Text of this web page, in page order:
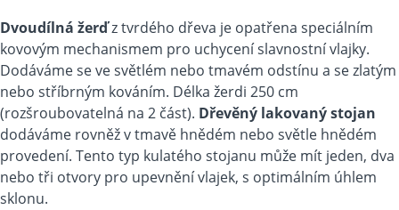
Dvoudílná žerďz tvrdého dřeva je opatřena speciálním
kovovým mechanismem pro uchycení slavnostní vlajky.
Dodáváme se ve světlém nebo tmavém odstínu a se zlatým
nebo stříbrným kováním. Délka žerdi 250 cm
(rozšroubovatelná na 2 část). Dřevěný lakovaný stojan
dodáváme rovněž v tmavě hnědém nebo světle hnědém
provedení. Tento typ kulatého stojanu může mít jeden, dva
nebo tři otvory pro upevnění vlajek, s optimálním úhlem
sklonu.